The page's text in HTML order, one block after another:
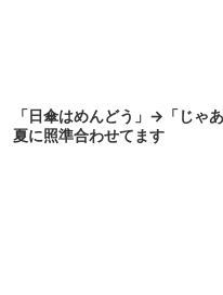
「日傘はめんどう」→「じゃ
夏に照準合わせてます